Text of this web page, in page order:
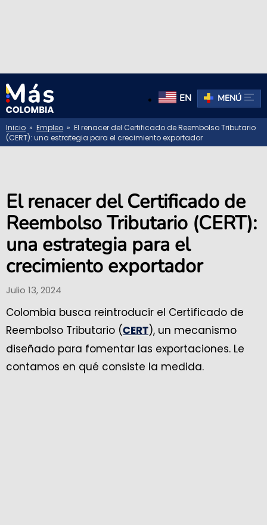
EN MENÚ
Inicio » Empleo » El renacer del Certificado de Reembolso Tributario
(CERT): una estrategia para el crecimiento exportador
El renacer del Certificado de
Reembolso Tributario (CERT):
una estrategia para el
crecimiento exportador
Julio 13, 2024
Colombia busca reintroducir el Certificado de
Reembolso Tributario (CERT), un mecanismo
diseñado para fomentar las exportaciones. Le
contamos en qué consiste la medida.